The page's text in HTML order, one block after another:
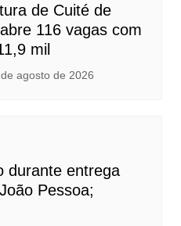
de Cuité de
116 vagas com
mil
agosto de 2026
durante entrega
Pessoa;